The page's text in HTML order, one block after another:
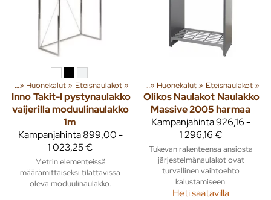
‪» Huonekalut‪» Eteisnaulakot‪»
Inno Takit-I pystynaulakko
vaijerilla moduulinaulakko
1m
Kampanjahinta899,00 -
1 023,25 €
Metrin elementeissä
määrämittaiseksi tilattavissa
oleva moduulinaulakko.
Tuoteryhmiä ja tuotteita‪» Sisusta‪» Huonekalut‪» Eteisnaulakot‪»
Olikos Naulakot Naulakko
Massive 2005 harmaa
Kampanjahinta926,16 -
1 296,16 €
Tukevan rakenteensa ansiosta
järjestelmänaulakot ovat
turvallinen vaihtoehto
kalustamiseen.
Heti saatavilla